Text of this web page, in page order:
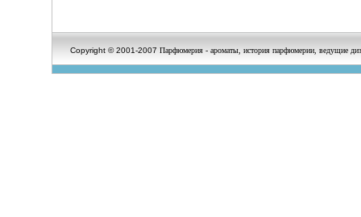
Copyright © 2001-2007 Парфюмерия - ароматы, история парфюмерии, ведущие